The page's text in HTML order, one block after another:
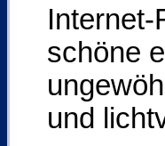
schöne
und